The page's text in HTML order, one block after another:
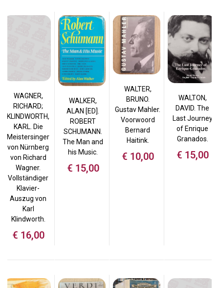
WAGNER,
RICHARD;
KLINDWORTH,
KARL. Die
Meistersinger
von Nürnberg
von Richard
Wagner.
Vollständiger
Klavier-
Auszug von
Karl
Klindworth.
€ 16,00
WALKER,
ALAN [ED].
ROBERT
SCHUMANN.
The Man and
his Music.
€ 15,00
WALTER,
BRUNO.
Gustav Mahler.
Voorwoord
Bernard
Haitink.
€ 10,00
WALTON,
DAVID. The
Last Journey
of Enrique
Granados.
€ 15,00